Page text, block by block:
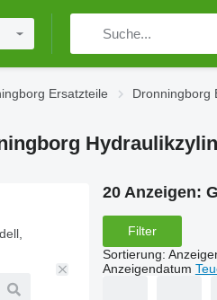
Ersatzteile Dronningborg
20 Anzeigen:
Filter
Sortierung:
Anzeigendatum